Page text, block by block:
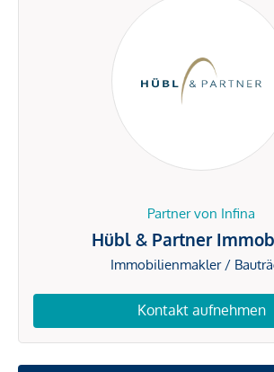
Partner von Infina
Hübl & Partner
Immobilienmakler /
Kontakt aufnehmen